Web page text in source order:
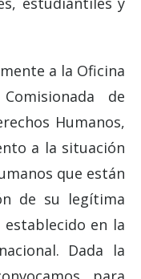
a la Oficina
de
Humanos,
a la situación
que están
de su legítima
en la
Dada la